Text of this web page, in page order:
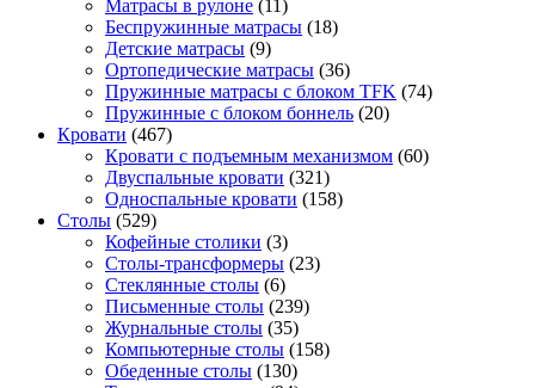
Матрасы в рулоне (11)
Беспружинные матрасы (18)
Детские матрасы (9)
Ортопедические матрасы (36)
Пружинные матрасы с блоком TFK (74)
Пружинные с блоком боннель (20)
Кровати (467)
Кровати с подъемным механизмом (60)
Двуспальные кровати (321)
Односпальные кровати (158)
Столы (529)
Кофейные столики (3)
Столы-трансформеры (23)
Стеклянные столы (6)
Письменные столы (239)
Журнальные столы (35)
Компьютерные столы (158)
Обеденные столы (130)